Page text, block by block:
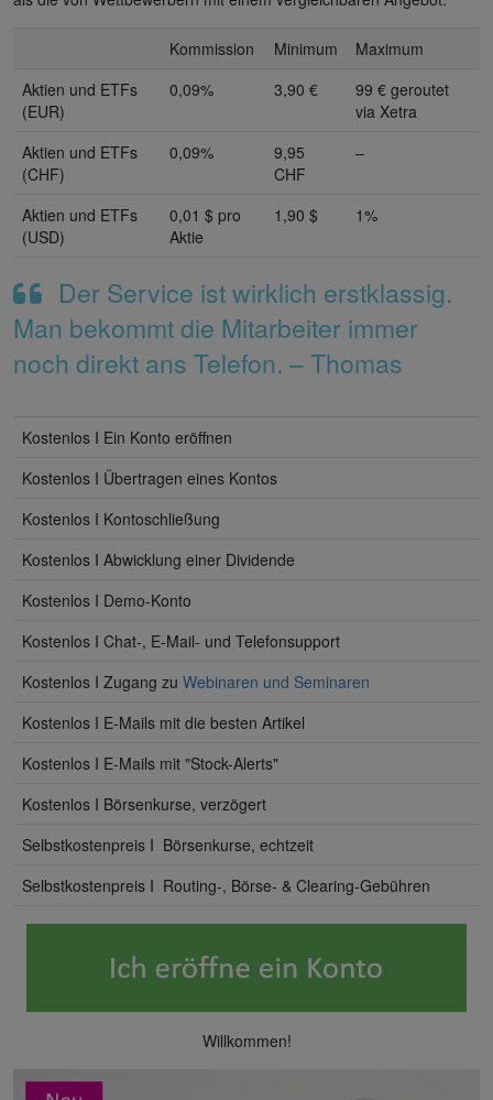
Kommission Minimum
Maximum
Aktien und ETFs
(EUR)
0,09% 3,90 €
99 € geroutet
via Xetra
Aktien und ETFs
(CHF)
0,09%
9,95
CHF
–
Aktien und ETFs
(USD)
0,01 $ pro
Aktie
1,90 $ 1%
Der Service ist wirklich erstklassig.
Man bekommt die Mitarbeiter immer
noch direkt ans Telefon. – Thomas
Kostenlos I Ein Konto eröffnen
Kostenlos I Übertragen eines Kontos
Kostenlos I Kontoschließung
Kostenlos I Abwicklung einer Dividende
Kostenlos I Demo-Konto
Kostenlos I Chat-, E-Mail- und Telefonsupport
Kostenlos I Zugang zu Webinaren und Seminaren
Kostenlos I E-Mails mit die besten Artikel
Kostenlos I E-Mails mit "Stock-Alerts"
Kostenlos I Börsenkurse, verzögert
Selbstkostenpreis I Börsenkurse, echtzeit
Selbstkostenpreis I Routing-, Börse- & Clearing-Gebühren
Willkommen!